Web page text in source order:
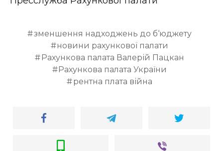
зменшення надходжень до б‘юджету
новини рахункової палати
Рахункова палата Валерій Пацкан
Рахункова палата України
рентна плата війна